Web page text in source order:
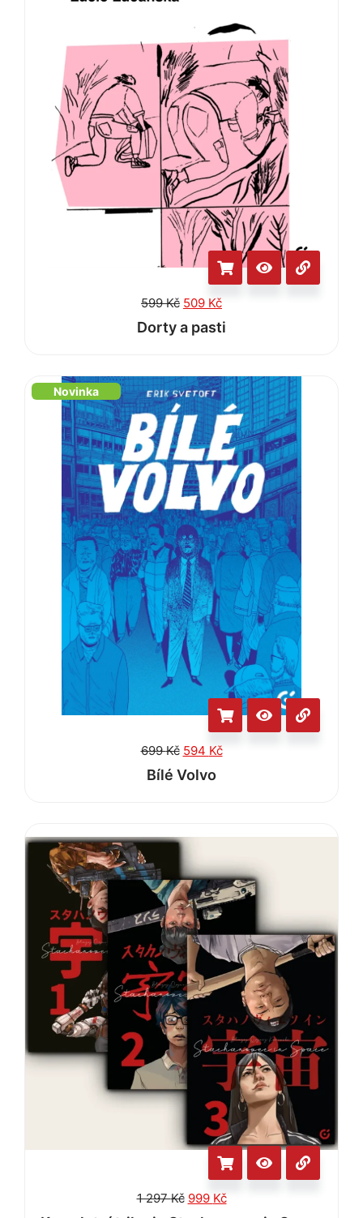
599Kč 509 Kč
Dorty a pasti
Novinka
699Kč 594 Kč
Bílé Volvo
1 297Kč 999 Kč